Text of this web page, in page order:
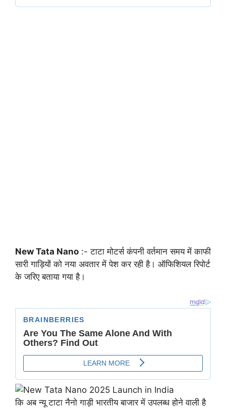
New Tata Nano :- टाटा मोटर्स कंपनी वर्तमान समय में काफी
सारी गाड़ियों को नया अवतार में पेश कर रही है। ऑफिशियल रिपोर्ट
के जरिए बताया गया है।
कि अब न्यू टाटा नैनो गाड़ी भारतीय बाजार में उपलब्ध होने वाली है